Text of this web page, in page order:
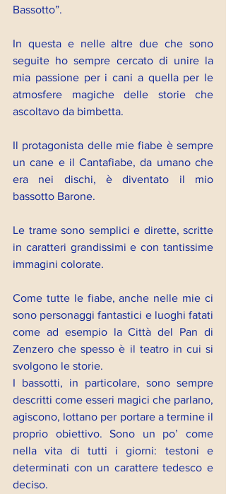
Bassotto”.
In questa e nelle altre due che sono
seguite ho sempre cercato di unire la
mia passione per i cani a quella per le
atmosfere magiche delle storie che
ascoltavo da bimbetta.
Il protagonista delle mie fiabe è sempre
un cane e il Cantafiabe, da umano che
era nei dischi, è diventato il mio
bassotto Barone.
Le trame sono semplici e dirette, scritte
in caratteri grandissimi e con tantissime
immagini colorate.
Come tutte le fiabe, anche nelle mie ci
sono personaggi fantastici e luoghi fatati
come ad esempio la Città del Pan di
Zenzero che spesso è il teatro in cui si
svolgono le storie.
I bassotti, in particolare, sono sempre
descritti come esseri magici che parlano,
agiscono, lottano per portare a termine il
proprio obiettivo. Sono un po’ come
nella vita di tutti i giorni: testoni e
determinati con un carattere tedesco e
deciso.